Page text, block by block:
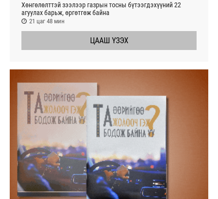
Хөнгөлөлттэй зээлээр газрын тосны бүтээгдэхүүний 22
агуулах барьж, өргөтгөж байна
21 цаг 48 мин
ЦААШ ҮЗЭХ